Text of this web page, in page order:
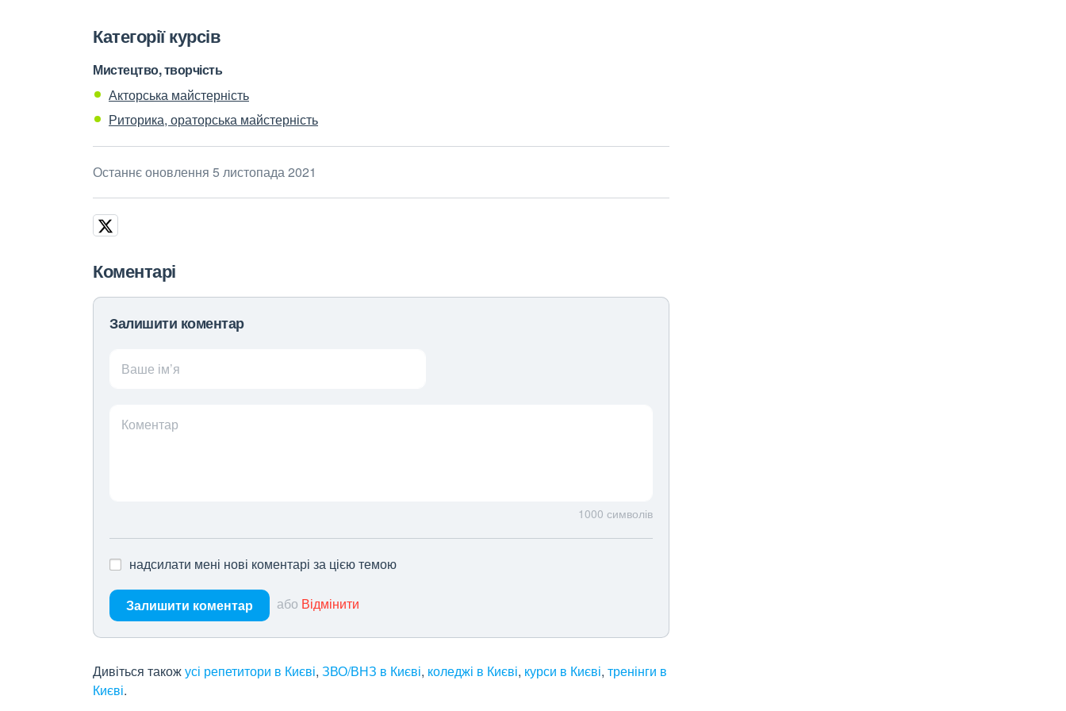
Категорії курсів
Мистецтво, творчість
Акторська майстерність
Риторика, ораторська майстерність
Останнє оновлення 5 листопада 2021
Коментарі
Залишити коментар
Ваше ім’я
Коментар
1000 символів
надсилати мені нові коментарі за цією темою
Залишити коментар або Відмінити
Дивіться такожусі репетитори в Києві, ЗВО/ВНЗ в Києві, коледжі в Києві, курси в Києві, тренінги в
Києві.